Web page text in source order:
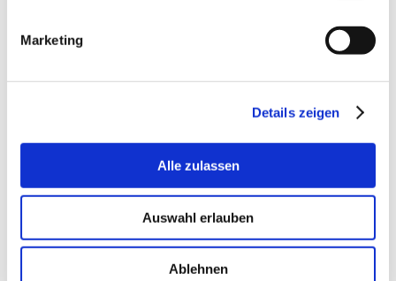
Marketing
Details zeigen
Alle zulassen
Auswahl erlauben
Ablehnen
sadipscing elitr, sed diam nonumy eirmod
rebum. Stet clita kasd gubergren, no sea